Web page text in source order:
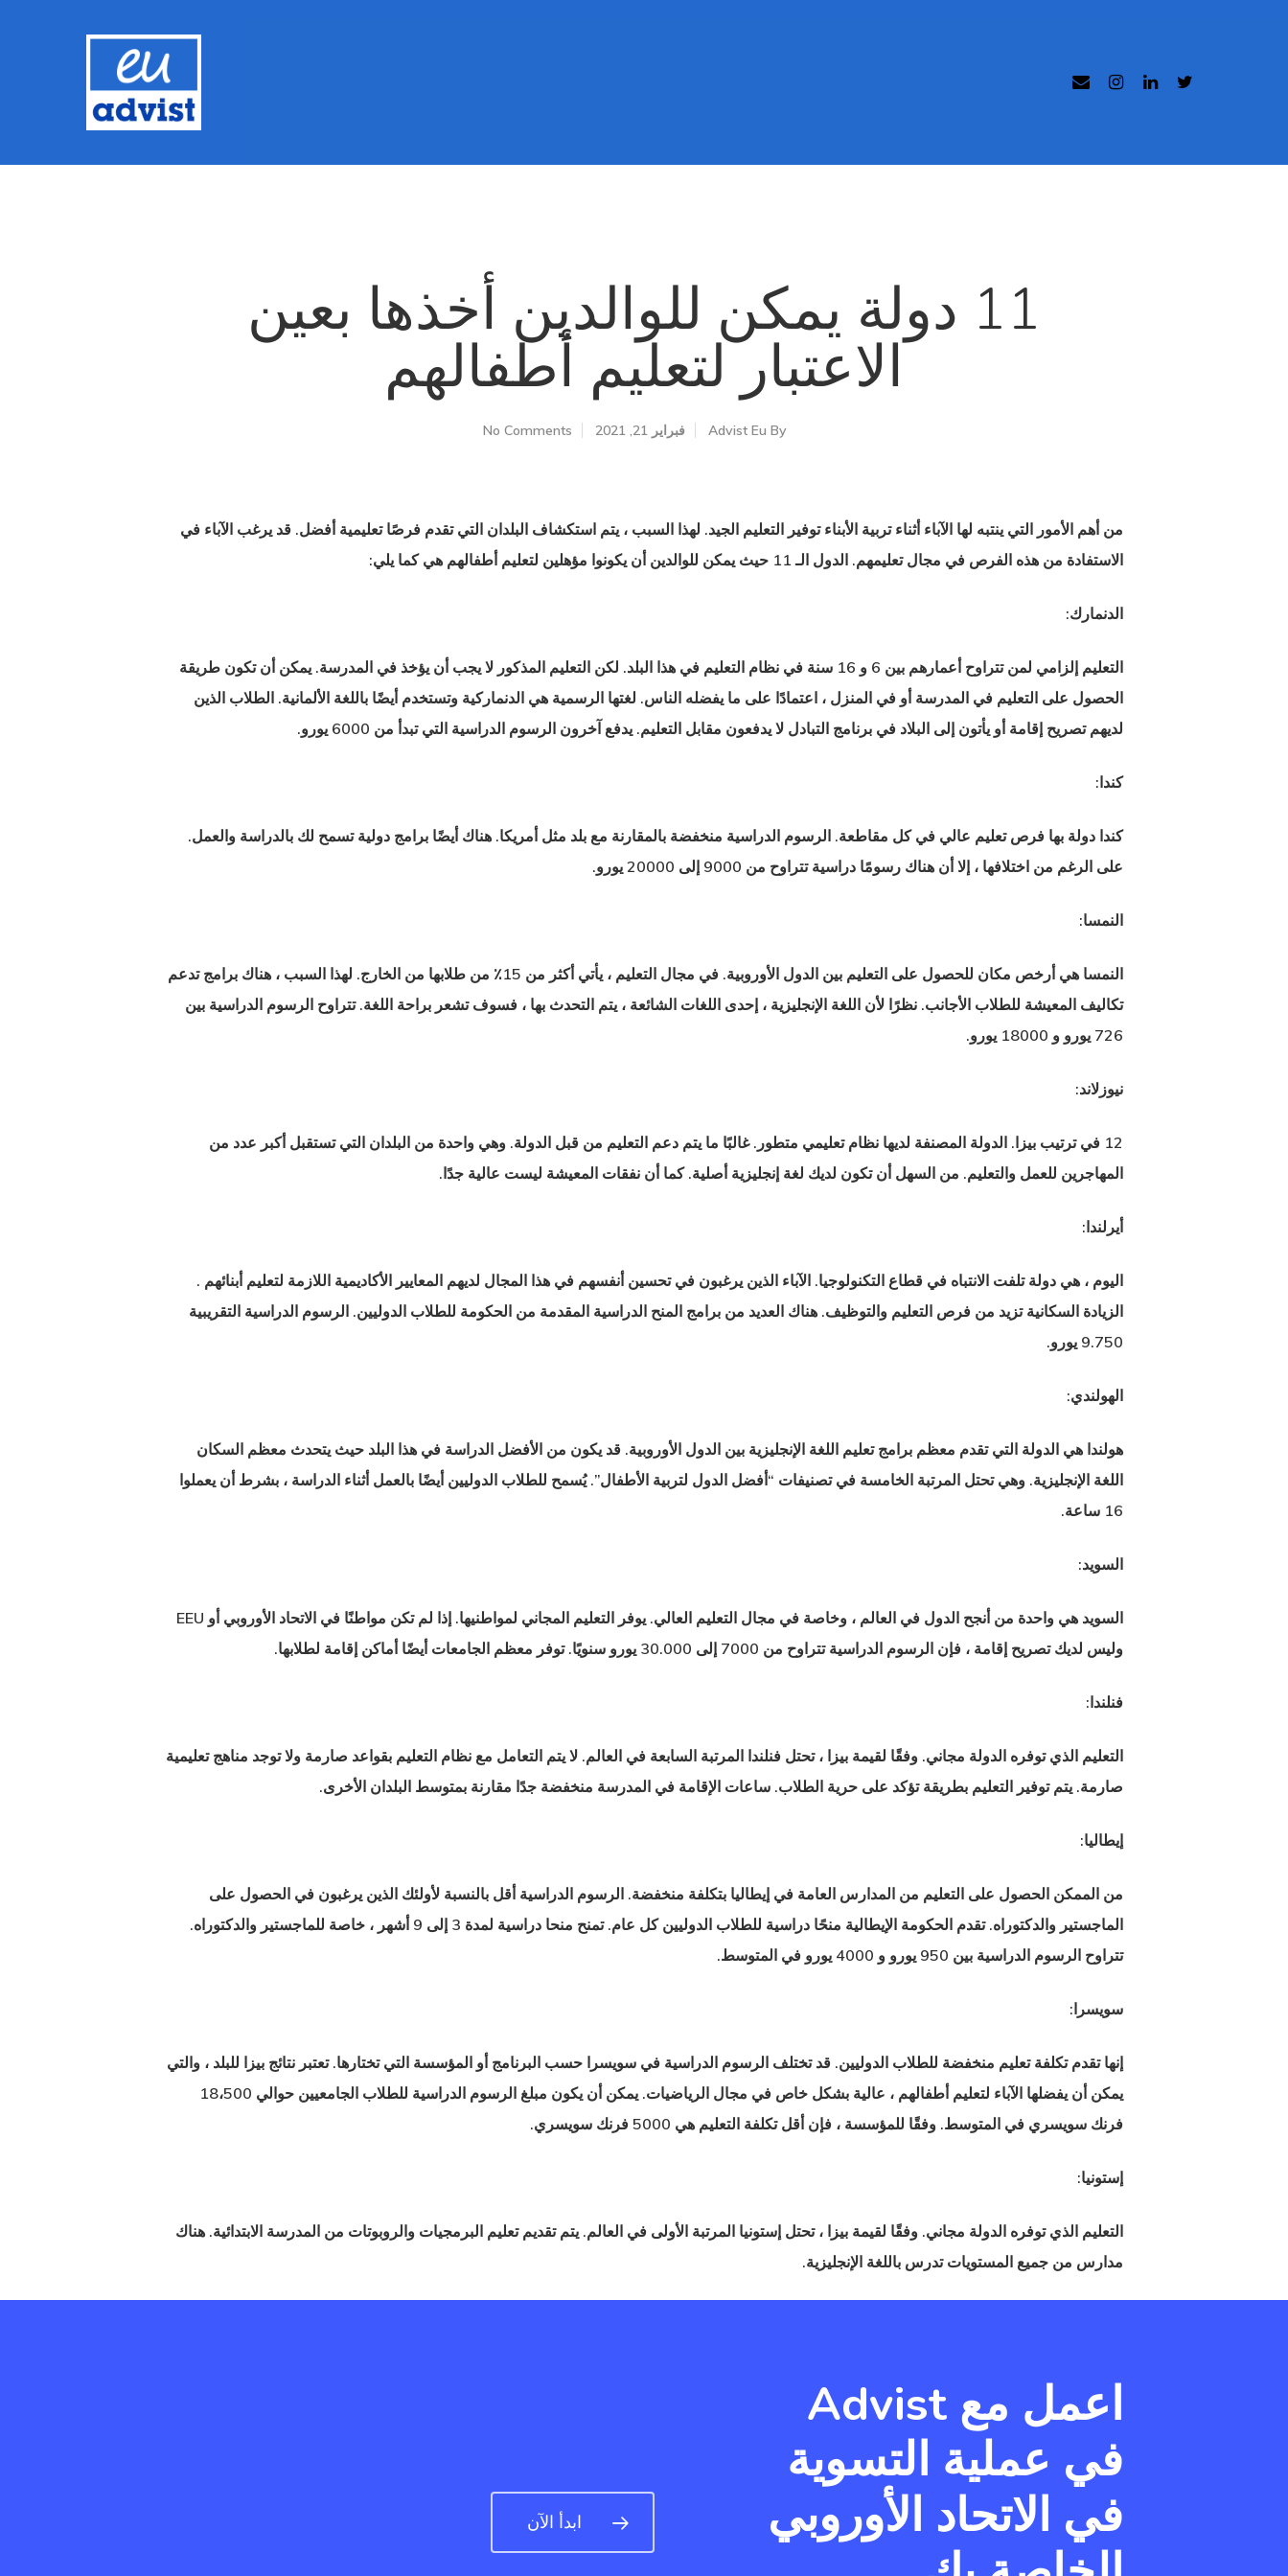
Hit enter to search or ESC to close
11 دولة يمكن للوالدين أخذها بعين
الاعتبار لتعليم أطفالهم
By
Advist Eu فبراير 21, 2021 No Comments
من أهم الأمور التي ينتبه لها الآباء أثناء تربية الأبناء توفير التعليم الجيد. لهذا السبب ، يتم استكشاف البلدان التي تقدم فرصًا تعليمية أفضل. قد يرغب الآباء في
الاستفادة من هذه الفرص في مجال تعليمهم. الدول الـ 11
حيث يمكن للوالدين أن يكونوا مؤهلين لتعليم أطفالهم هي كما يلي:
الدنمارك:
التعليم إلزامي لمن تتراوح أعمارهم بين 6 و 16 سنة في نظام التعليم في هذا البلد. لكن التعليم المذكور لا يجب أن يؤخذ في المدرسة. يمكن أن تكون طريقة
الحصول على التعليم في المدرسة أو في المنزل ، اعتمادًا على ما يفضله الناس. لغتها الرسمية هي الدنماركية وتستخدم أيضًا باللغة الألمانية. الطلاب الذين
لديهم تصريح إقامة أو يأتون إلى البلاد في برنامج التبادل لا يدفعون مقابل التعليم. يدفع آخرون الرسوم الدراسية التي تبدأ من 6000 يورو.
كندا:
كندا دولة بها فرص تعليم عالي في كل مقاطعة. الرسوم الدراسية منخفضة بالمقارنة مع بلد مثل أمريكا. هناك أيضًا برامج دولية تسمح لك بالدراسة والعمل.
على الرغم من اختلافها ، إلا أن هناك رسومًا دراسية تتراوح من 9000 إلى 20000 يورو.
النمسا:
النمسا هي أرخص مكان للحصول على التعليم بين الدول الأوروبية. في مجال التعليم ، يأتي أكثر من 15٪ من طلابها من الخارج. لهذا السبب ، هناك برامج تدعم
تكاليف المعيشة للطلاب الأجانب. نظرًا لأن اللغة الإنجليزية ، إحدى اللغات الشائعة ، يتم التحدث بها ، فسوف تشعر براحة اللغة. تتراوح الرسوم الدراسية بين
726 يورو و 18000 يورو.
نيوزلاند:
12 في ترتيب بيزا. الدولة المصنفة لديها نظام تعليمي متطور. غالبًا ما يتم دعم التعليم من قبل الدولة. وهي واحدة من البلدان التي تستقبل أكبر عدد من
المهاجرين للعمل والتعليم. من السهل أن تكون لديك لغة إنجليزية أصلية. كما أن نفقات المعيشة ليست عالية جدًا.
أيرلندا:
اليوم ، هي دولة تلفت الانتباه في قطاع التكنولوجيا. الآباء الذين يرغبون في تحسين أنفسهم في هذا المجال لديهم المعايير الأكاديمية اللازمة لتعليم أبنائهم .
الزيادة السكانية تزيد من فرص التعليم والتوظيف. هناك العديد من برامج المنح الدراسية المقدمة من الحكومة للطلاب الدوليين. الرسوم الدراسية التقريبية
9.750 يورو.
الهولندي:
هولندا هي الدولة التي تقدم معظم برامج تعليم اللغة الإنجليزية بين الدول الأوروبية. قد يكون من الأفضل الدراسة في هذا البلد حيث يتحدث معظم السكان
اللغة الإنجليزية. وهي تحتل المرتبة الخامسة في تصنيفات “أفضل الدول لتربية الأطفال”. يُسمح للطلاب الدوليين أيضًا بالعمل أثناء الدراسة ، بشرط أن يعملوا
16 ساعة.
السويد:
السويد هي واحدة من أنجح الدول في العالم ، وخاصة في مجال التعليم العالي. يوفر التعليم المجاني لمواطنيها. إذا لم تكن مواطنًا في الاتحاد الأوروبي أو EEU
وليس لديك تصريح إقامة ، فإن الرسوم الدراسية تتراوح من 7000 إلى 30.000 يورو سنويًا. توفر معظم الجامعات أيضًا أماكن إقامة لطلابها.
فنلندا:
التعليم الذي توفره الدولة مجاني. وفقًا لقيمة بيزا ، تحتل فنلندا المرتبة السابعة في العالم. لا يتم التعامل مع نظام التعليم بقواعد صارمة ولا توجد مناهج تعليمية
صارمة. يتم توفير التعليم بطريقة تؤكد على حرية الطلاب. ساعات الإقامة في المدرسة منخفضة جدًا مقارنة بمتوسط البلدان الأخرى.
إيطاليا:
من الممكن الحصول على التعليم من المدارس العامة في إيطاليا بتكلفة منخفضة. الرسوم الدراسية أقل بالنسبة لأولئك الذين يرغبون في الحصول على
الماجستير والدكتوراه. تقدم الحكومة الإيطالية منحًا دراسية للطلاب الدوليين كل عام. تمنح منحا دراسية لمدة 3 إلى 9 أشهر ، خاصة للماجستير والدكتوراه.
تتراوح الرسوم الدراسية بين 950 يورو و 4000 يورو في المتوسط.
سويسرا:
إنها تقدم تكلفة تعليم منخفضة للطلاب الدوليين. قد تختلف الرسوم الدراسية في سويسرا حسب البرنامج أو المؤسسة التي تختارها. تعتبر نتائج بيزا للبلد ، والتي
يمكن أن يفضلها الآباء لتعليم أطفالهم ،
عالية بشكل خاص في مجال الرياضيات. يمكن أن يكون مبلغ الرسوم الدراسية للطلاب الجامعيين حوالي 18،500
فرنك سويسري في المتوسط. وفقًا للمؤسسة ، فإن أقل تكلفة التعليم هي 5000 فرنك سويسري.
إستونيا:
التعليم الذي توفره الدولة مجاني. وفقًا لقيمة بيزا ، تحتل إستونيا المرتبة الأولى في العالم. يتم تقديم تعليم البرمجيات والروبوتات من المدرسة الابتدائية. هناك
مدارس من جميع المستويات تدرس باللغة الإنجليزية.
اعمل مع Advist
في عملية التسوية
في الاتحاد الأوروبي
ابدأ الآن